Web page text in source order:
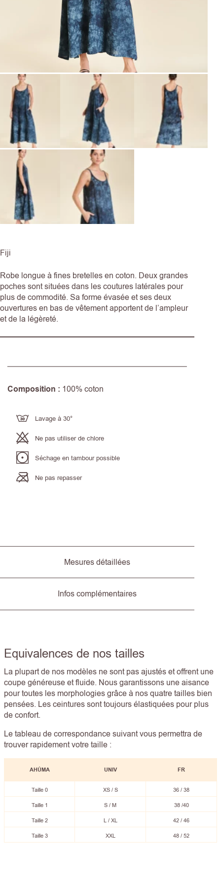
Fiji
Robe longue à fines bretelles en coton. Deux grandes
poches sont situées dans les coutures latérales pour
plus de commodité. Sa forme évasée et ses deux
ouvertures en bas de vêtement apportent de l’ampleur
et de la légèreté.
Composition : 100% coton
Lavage à 30°
Ne pas utiliser de chlore
Séchage en tambour possible
Ne pas repasser
Mesures détaillées
Infos complémentaires
Equivalences de nos tailles
La plupart de nos modèles ne sont pas ajustés et offrent une
coupe généreuse et fluide. Nous garantissons une aisance
pour toutes les morphologies grâce à nos quatre tailles bien
pensées. Les ceintures sont toujours élastiquées pour plus
de confort.
Le tableau de correspondance suivant vous permettra de
trouver rapidement votre taille :
AHÚMA UNIV FR
Taille 0 XS / S 36 / 38
Taille 1 S / M 38 /40
Taille 2 L / XL 42 / 46
Taille 3 XXL 48 / 52